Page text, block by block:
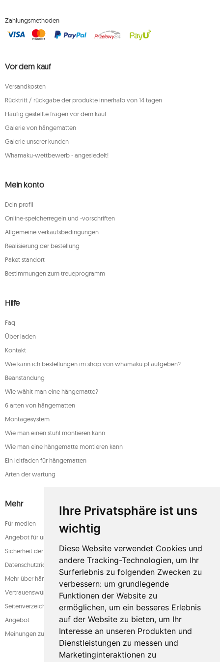
Ihre Privatsphäre ist uns
wichtig
Diese Website verwendet Cookies und
andere Tracking-Technologien, um Ihr
Surferlebnis zu folgenden Zwecken zu
verbessern: um grundlegende
Funktionen der Website zu
ermöglichen, um ein besseres Erlebnis
auf der Website zu bieten, um Ihr
Interesse an unseren Produkten und
Dienstleistungen zu messen und
Marketinginteraktionen zu
Zahlungsmethoden
Vor dem kauf
Versandkosten
Rücktritt / rückgabe der produkte innerhalb von 14 tagen
Häufig gestellte fragen vor dem kauf
Galerie von hängematten
Galerie unserer kunden
Whamaku-wettbewerb - angesiedelt!
Mein konto
Dein profil
Online-speicherregeln und -vorschriften
Allgemeine verkaufsbedingungen
Realisierung der bestellung
Paket standort
Bestimmungen zum treueprogramm
Hilfe
Faq
Über laden
Kontakt
Wie kann ich bestellungen im shop von whamaku.pl aufgeben?
Beanstandung
Wie wählt man eine hängematte?
6 arten von hängematten
Montagesystem
Wie man einen stuhl montieren kann
Wie man eine hängematte montieren kann
Ein leitfaden für hängematten
Arten der wartung
Mehr
Für medien
Angebot für unternehmen
Sicherheit der zahlung
Datenschutzrichtlinie
Mehr über hängematten
Vertrauenswürdiger laden
Seitenverzeichnis
Angebot
Meinungen zum shop